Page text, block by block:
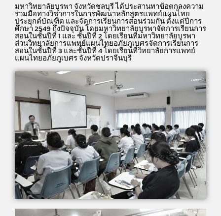
มหาวิทยาลัยบูรพา จังหวัดชลบุรี ได้ประสานทาข้อตกลงความ
ร่วมมือทางวิชาการในการพัฒนาหลักสูตรแพทย์แผนไทย
ประยุกต์บัณฑิต และจัดการเรียนการสอนร่วมกัน ตั้งแต่ปีการ
ศึกษา 2549 ถึงปัจจุบัน โดยมหาวิทยาลัยบูรพาจัดการเรียนการ
สอนในชั้นปีที่ 1 และ ชั้นปีที่ 2 โดยเรียนที่มหาวิทยาลัยบูรพา
ส่วนวิทยาลัยการแพทย์แผนไทยอภัยภูเบศรจัดการเรียนการ
สอนในชั้นปีที่ 3 และชั้นปีที่ 4 โดยเรียนที่วิทยาลัยการแพทย์
แผนไทยอภัยภูเบศร จังหวัดปราจีนบุรี